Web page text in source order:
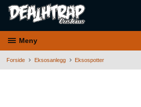
Meny
Forside Eksosanlegg Eksospotter